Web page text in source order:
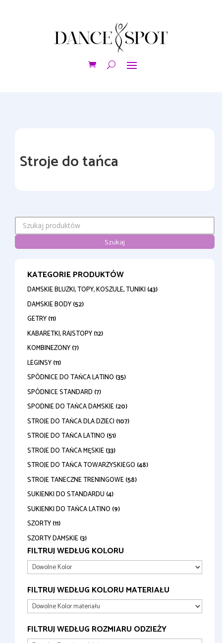
Stroje do tańca
Szukaj
KATEGORIE PRODUKTÓW
DAMSKIE BLUZKI, TOPY, KOSZULE, TUNIKI (43)
DAMSKIE BODY(52)
GETRY(11)
KABARETKI, RAJSTOPY(12)
KOMBINEZONY(7)
LEGINSY(11)
SPÓDNICE DO TAŃCA LATINO (35)
SPÓDNICE STANDARD (7)
SPODNIE DO TAŃCA DAMSKIE(20)
STROJE DO TAŃCA DLA DZIECI (107)
STROJE DO TAŃCA LATINO (51)
STROJE DO TAŃCA MĘSKIE(33)
STROJE DO TAŃCA TOWARZYSKIEGO (48)
STROJE TANECZNE TRENINGOWE(58)
SUKIENKI DO STANDARDU (4)
SUKIENKI DO TAŃCA LATINO (9)
SZORTY(11)
SZORTY DAMSKIE(3)
FILTRUJ WEDŁUG KOLORU
FILTRUJ WEDŁUG KOLORU MATERIAŁU
FILTRUJ WEDŁUG ROZMIARU ODZIEŻY